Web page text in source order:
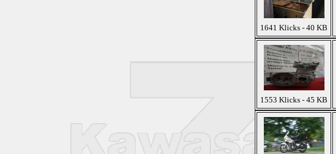
1641 Klicks - 40 KB
1553 Klicks - 45 KB